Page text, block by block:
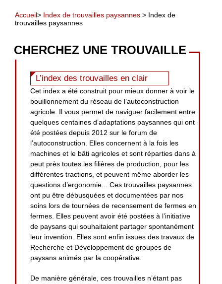
Accueil> Index de trouvailles paysannes > Index de
trouvailles paysannes
CHERCHEZ UNE TROUVAILLE
L’index des trouvailles en clair
Cet index a été construit pour mieux donner à voir le
bouillonnement du réseau de l’autoconstruction
agricole. Il vous permet de naviguer facilement entre
quelques centaines d’adaptations paysannes qui ont
été postées depuis 2012 sur le forum de
l’autoconstruction. Elles concernent à la fois les
machines et le bâti agricoles et sont réparties dans à
peut près toutes les filières de production, pour les
différentes tractions, et peuvent même aborder les
questions d’ergonomie... Ces trouvailles paysannes
ont pu être débusquées et documentées par nos
soins lors de tournées de recensement de fermes en
fermes. Elles peuvent avoir été postées à l’initiative
de paysans qui souhaitaient partager spontanément
leur invention. Elles sont enfin issues des travaux de
Recherche et Développement de groupes de
paysans animés par la coopérative.
De manière générale, ces trouvailles n’étant pas